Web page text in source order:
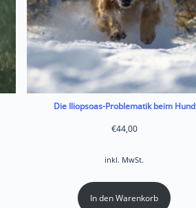
Die Iliopsoas-Problematik beim Hund
€44,00
inkl. MwSt.
In den Warenkorb